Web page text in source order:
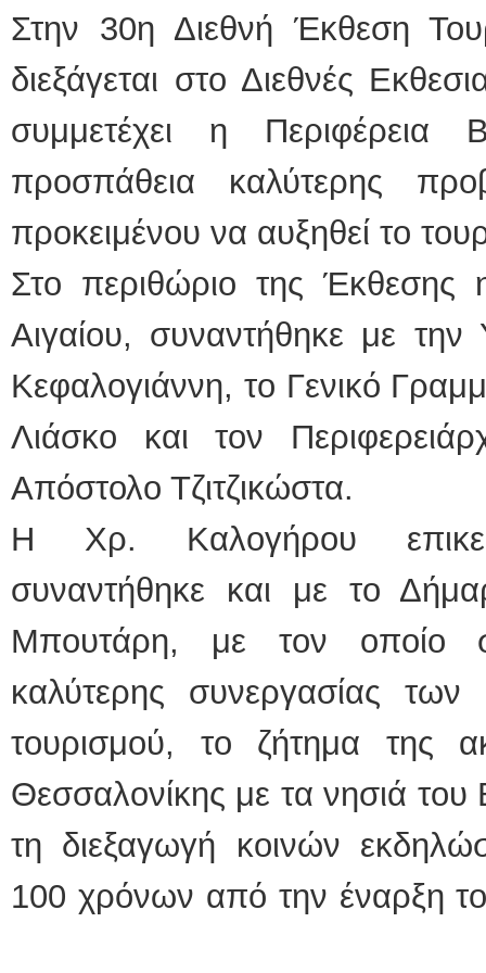
Στην 30η Διεθνή Έκθεση
διεξάγεται στο Διεθνές
συμμετέχει η Περιφέρεια
προσπάθεια καλύτερης
προκειμένου να αυξηθεί το
Στο περιθώριο της Έκθεσης
Αιγαίου, συναντήθηκε με
Κεφαλογιάννη, το Γενικό
Λιάσκο και τον
Απόστολο Τζιτζικώστα.
Η Χρ. Καλογήρου
συναντήθηκε και με το
Μπουτάρη, με τον οποίο
καλύτερης συνεργασίας
τουρισμού, το ζήτημα της
Θεσσαλονίκης με τα νησιά του
τη διεξαγωγή κοινών
100 χρόνων από την έναρξη